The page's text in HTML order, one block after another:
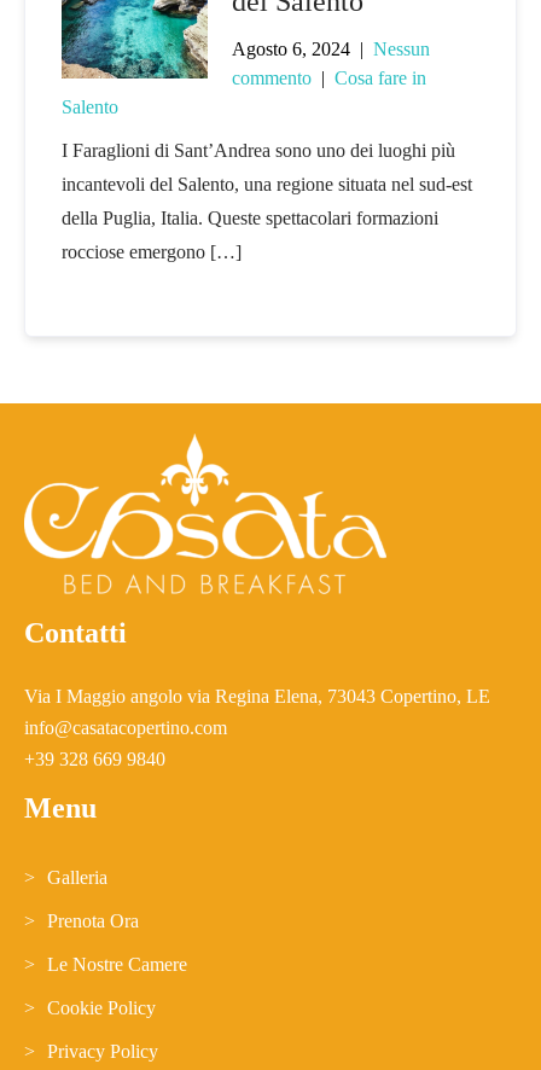
Agosto 6, 2024 |Nessun
commento |Cosa fare in
Salento
I Faraglioni di Sant’Andrea sono uno dei luoghi più
incantevoli del Salento, una regione situata nel sud-est
della Puglia, Italia. Queste spettacolari formazioni
rocciose emergono […]
Contatti
Via I Maggio angolo via Regina Elena, 73043 Copertino, LE
info@casatacopertino.com
+39 328 669 9840
Menu
Galleria
Prenota Ora
Le Nostre Camere
Cookie Policy
Privacy Policy